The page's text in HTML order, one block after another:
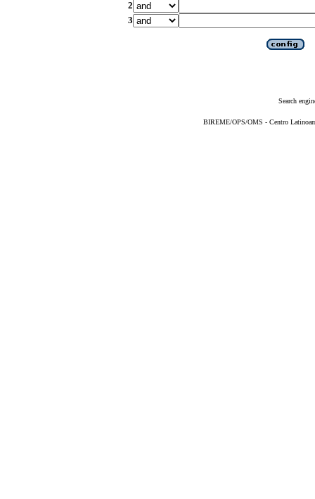
2
3
Search
BIREME/OPS/OMS - Centro